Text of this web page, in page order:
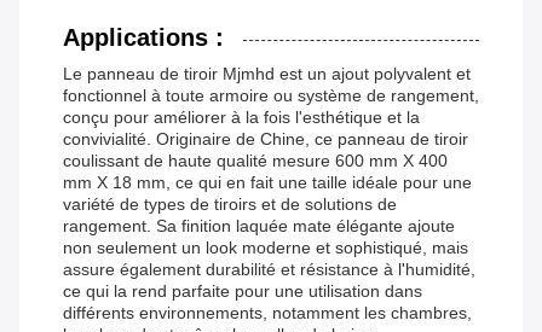
Applications :
Le panneau de tiroir Mjmhd est un ajout polyvalent et
fonctionnel à toute armoire ou système de rangement,
conçu pour améliorer à la fois l'esthétique et la
convivialité. Originaire de Chine, ce panneau de tiroir
coulissant de haute qualité mesure 600 mm X 400
mm X 18 mm, ce qui en fait une taille idéale pour une
variété de types de tiroirs et de solutions de
rangement. Sa finition laquée mate élégante ajoute
non seulement un look moderne et sophistiqué, mais
assure également durabilité et résistance à l'humidité,
ce qui la rend parfaite pour une utilisation dans
différents environnements, notamment les chambres,